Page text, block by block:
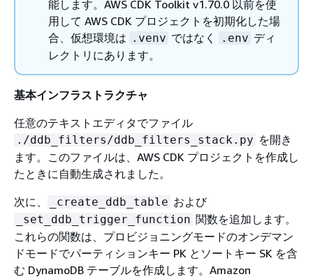
能します。AWS CDK Toolkit v1.70.0 以前を使
用して AWS CDK プロジェクトを初期化した場
合、仮想環境は .venv ではなく .env ディ
レクトリにあります。
基本インフラストラクチャ
任意のテキストエディタでファイル
./ddb_filters/ddb_filters_stack.py を開き
ます。このファイルは、AWS CDK プロジェクトを作成し
たときに自動生成されました。
次に、
_create_ddb_table および
_set_ddb_trigger_function 関数を追加します。
これらの関数は、プロビジョニングモードのオンデマン
ドモードでパーティションキー PK とソートキー SK を含
む DynamoDB テーブルを作成します。Amazon